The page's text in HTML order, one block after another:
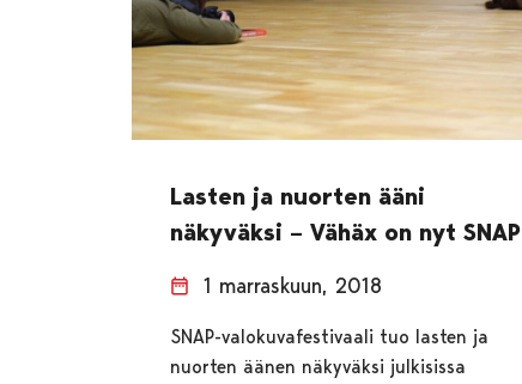
Lasten ja nuorten ääni
näkyväksi – Vähäx on nyt SNAP
1 marraskuun, 2018
SNAP-valokuvafestivaali tuo lasten ja
nuorten äänen näkyväksi julkisissa